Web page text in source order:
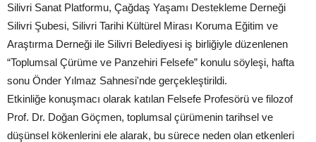
Silivri Sanat Platformu, Çağdaş Yaşamı Destekleme Derneği
Silivri Şubesi, Silivri Tarihi Kültürel Mirası Koruma Eğitim ve
Araştırma Derneği ile Silivri Belediyesi iş birliğiyle düzenlenen
“Toplumsal Çürüme ve Panzehiri Felsefe” konulu söyleşi, hafta
sonu Önder Yılmaz Sahnesi'nde gerçekleştirildi.
Etkinliğe konuşmacı olarak katılan Felsefe Profesörü ve filozof
Prof. Dr. Doğan Göçmen, toplumsal çürümenin tarihsel ve
düşünsel kökenlerini ele alarak, bu sürece neden olan etkenleri